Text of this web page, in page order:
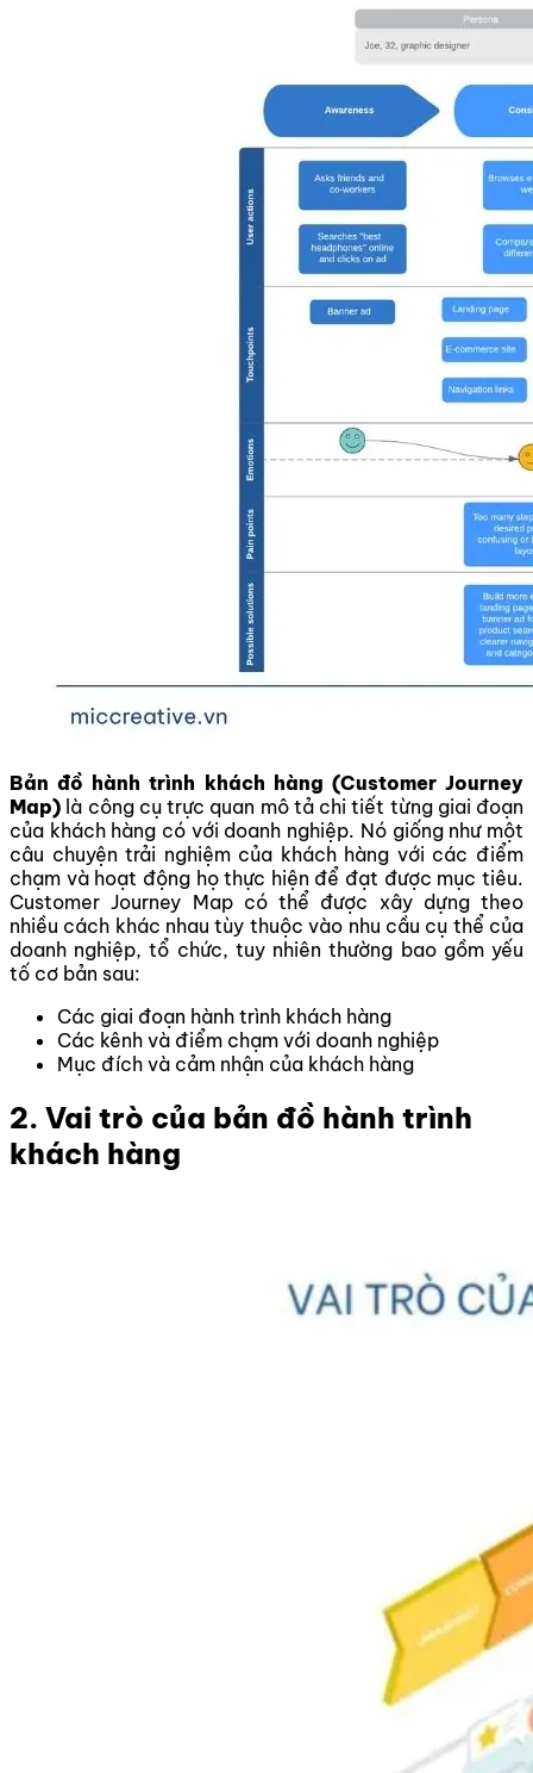
Bản đồ hành trình khách hàng (Customer Journey
Map) là công cụ trực quan mô tả chi tiết từng giai đoạn
của khách hàng có với doanh nghiệp. Nó giống như một
câu chuyện trải nghiệm của khách hàng với các điểm
chạm và hoạt động họ thực hiện để đạt được mục tiêu.
Customer Journey Map có thể được xây dựng theo
nhiều cách khác nhau tùy thuộc vào nhu cầu cụ thể của
doanh nghiệp, tổ chức, tuy nhiên thường bao gồm yếu
tố cơ bản sau:
Các giai đoạn hành trình khách hàng
Các kênh và điểm chạm với doanh nghiệp
Mục đích và cảm nhận của khách hàng
2. Vai trò của bản đồ hành trình
khách hàng